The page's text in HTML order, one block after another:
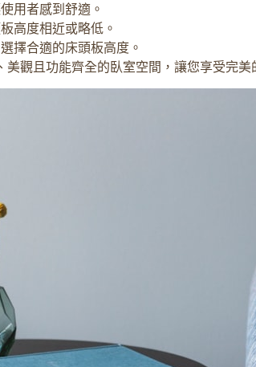
用者感到舒適。
高度相近或略低。
擇合適的床頭板高度。
觀且功能齊全的臥室空間，讓您享受完美